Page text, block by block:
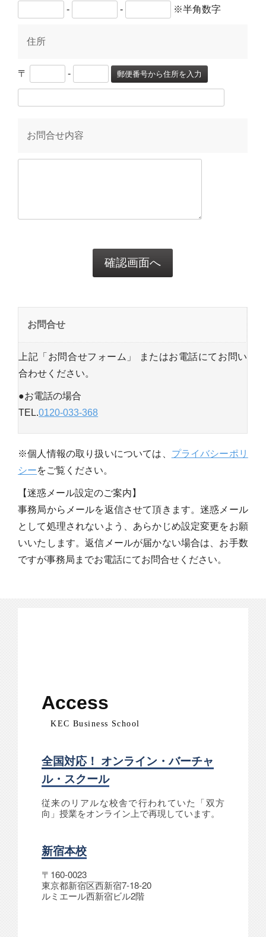
- - ※半角数字
住所
〒 - 郵便番号から住所を入力
お問合せ内容
お問合せ
上記「お問合せフォーム」 またはお電話にてお問い
合わせください。
●お電話の場合
TEL.0120-033-368
※個人情報の取り扱いについては、 プライバシーポリ
シーをご覧ください。
【迷惑メール設定のご案内】
事務局からメールを返信させて頂きます。迷惑メール
として処理されないよう、あらかじめ設定変更をお願
いいたします。返信メールが届かない場合は、お手数
ですが事務局までお電話にてお問合せください。
Access
KEC Business School
全国対応！ オンライン・バーチャ
ル・スクール
従来のリアルな校舎で行われていた「双方
向」授業をオンライン上で再現しています。
新宿本校
〒160-0023
東京都新宿区西新宿7-18-20
ルミエール西新宿ビル2階